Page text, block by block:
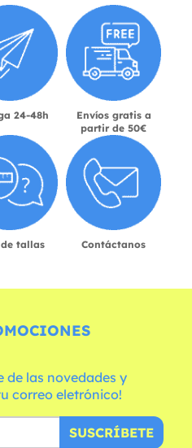
24-48h
Envíos gratis a
partir de 50€
tallas Contáctanos
de las novedades y
correo eletrónico!
SUSCRÍBETE